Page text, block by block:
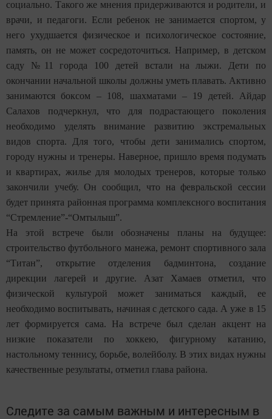
социально. Такого же мнения придерживаются и родители, и
врачи, и педагоги. Если ребенок не занимается спортом, у
него ухудшается физическое и психологическое состояние,
память, он не может сосредоточиться. Например, в детском
саду №11 города 100 детей встали на лыжи. Дети по
окончании начальной школы должны уметь плавать. Активно
занимаются боксом – 108, шахматами – 19 детей. Айдар
Салахов подчеркнул, что для подрастающего поколения
необходимо уделять внимание развитию экстремальных
видов спорта. Для того, чтобы дети занимались спортом,
городу нужны и тренеры. Наверное, пришло время подумать
и квартирах, жилье для молодых тренеров, которые только
закончили учебу. Он сообщил, что на февральской сессии
будет принята районная программа комплексного воспитания
“Стремление”-“Омтылыш”.
На этой встрече были обозначены планы на будущее:
строительство футбольного манежа, ремонт спортивного зала
“Титан”, открытие отделения бадминтона, создание
дирекции лагерей и другие. Азат Хамаев отметил, что
физической культурой может заниматься каждый, ее
необходимо воспитывать, начиная с детского сада. А уже в 15
лет формируется сама. На встрече был сделан акцент на
низкие показатели по хоккею, фигурному катанию,
настольному теннису, борьбе, волейболу. В этих видах нужны
качественные результаты, отметил глава района.
Следите за самым важным и интересным в